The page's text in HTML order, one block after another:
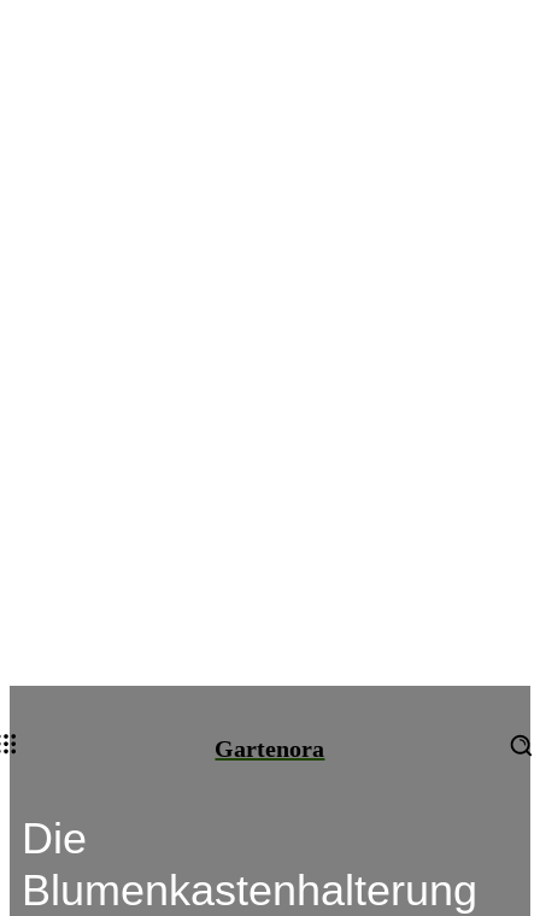
Gartenora
Die
Blumenkastenhalterung